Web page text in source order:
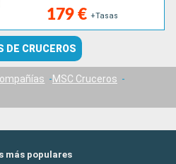
179 € +Tasas
DE CRUCEROS
MSC Cruceros
más populares